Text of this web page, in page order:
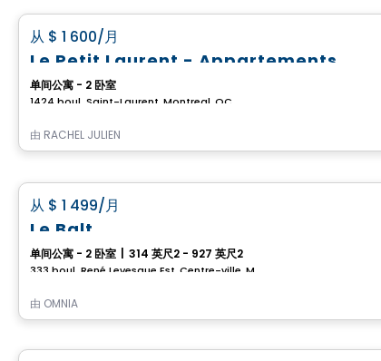
从 $ 1 600/月
Le Petit Laurent - Appartements
单间公寓 - 2 卧室
1424 boul. Saint-Laurent, Montreal, QC
由 RACHEL JULIEN
从 $ 1 499/月
Le Balt
单间公寓 - 2 卧室 314 英尺2 - 927 英尺2
由 OMNIA
商业地产